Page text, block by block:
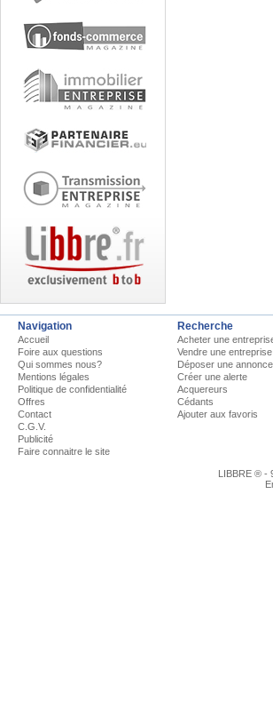
Navigation
Accueil
Foire aux questions
Qui sommes nous?
Mentions légales
Politique de confidentialité
Offres
Contact
C.G.V.
Publicité
Faire connaitre le site
Recherche
Acheter une
Vendre une entreprise
Déposer une annonce
Créer une alerte
Acquereurs
Cédants
Ajouter aux favoris
LIBBRE ® -